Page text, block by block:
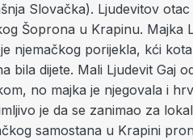
Slovačka). Ljudevitov
Šoprona u Krapinu. Majka
njemačkog porijekla, kći
bila dijete. Mali Ljudevit Gaj
no majka je njegovala i
je da se zanimao za
samostana u Krapini